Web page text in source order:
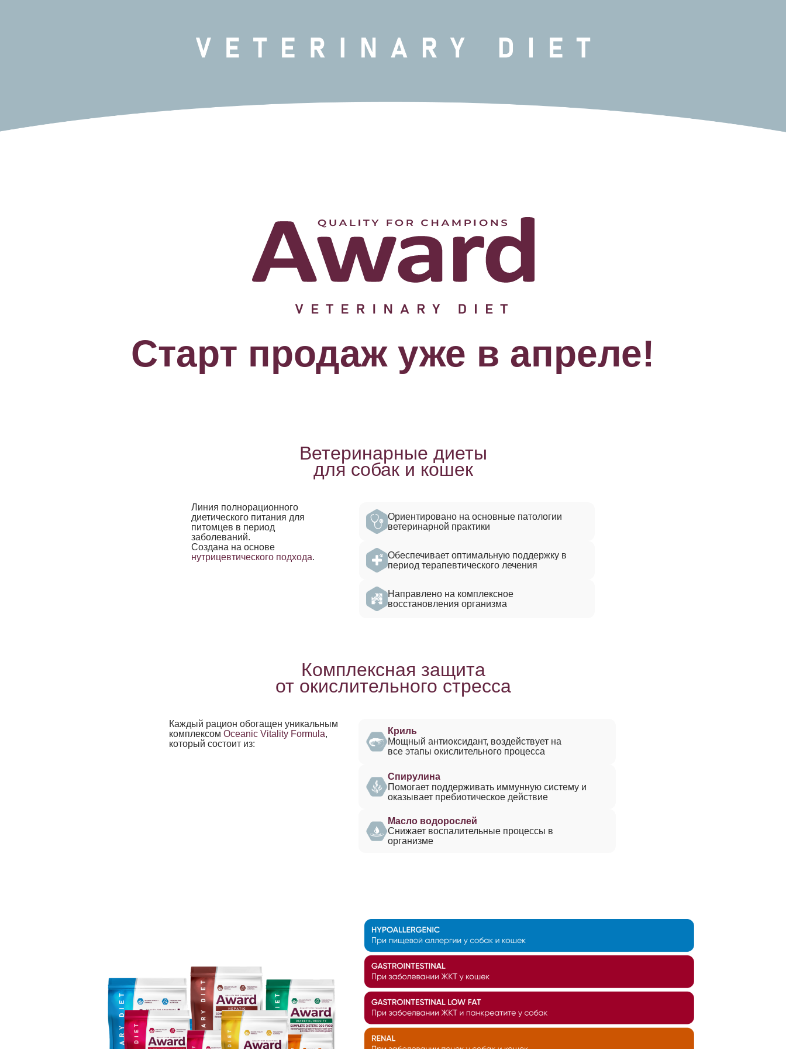
Старт продаж уже в апреле!
Ветеринарные диеты
для собак и кошек
Линия полнорационного
диетического питания для
питомцев в период
заболеваний.
Создана на основе
нутрицевтического подхода.​​​
Ориентировано на основные патологии
ветеринарной практики
Обеспечивает оптимальную поддержку в
период терапевтического лечения
Направлено на комплексное
восстановления организма
Комплексная защита
от окислительного стресса
Каждый рацион обогащен уникальным
комплексом Oceanic Vitality Formula,
который состоит из:
Криль
Мощный антиоксидант, воздействует на
все этапы окислительного процесса
Спирулина
Помогает поддерживать иммунную систему и
оказывает пребиотическое действие
Масло водорослей
Снижает воспалительные процессы в
организме